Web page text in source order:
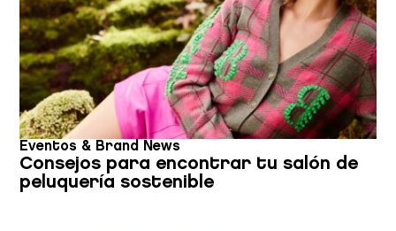
Eventos & Brand News
Consejos para encontrar tu salón de
peluquería sostenible